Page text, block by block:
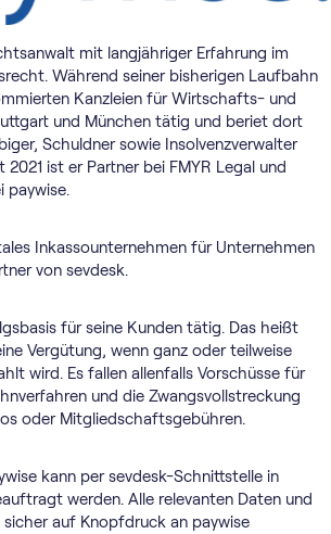
mit langjähriger Erfahrung im
Während seiner bisherigen Laufbahn
Kanzleien für Wirtschafts- und
und München tätig und beriet dort
Schuldner sowie Insolvenzverwalter
2021 ist er Partner bei FMYR Legal und
paywise.
Inkassounternehmen für Unternehmen
von sevdesk.
für seine Kunden tätig. Das heißt
Vergütung, wenn ganz oder teilweise
wird. Es fallen allenfalls Vorschüsse für
und die Zwangsvollstreckung
oder Mitgliedschaftsgebühren.
kann per sevdesk-Schnittstelle in
werden. Alle relevanten Daten und
auf Knopfdruck an paywise